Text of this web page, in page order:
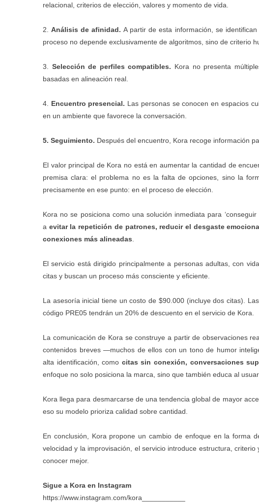
relacional, criterios de elección, valores y momento de vida.
2.Análisis de afinidad. A partir de esta información, se
proceso no depende exclusivamente de algoritmos, sino de criterio
3. Selección de perfiles compatibles. Kora no presenta
basadas en alineación real.
4. Encuentro presencial. Las personas se conocen en espacios
en un ambiente que favorece la conversación.
5. Seguimiento. Después del encuentro, Kora recoge información
El valor principal de Kora no está en aumentar la cantidad de
premisa clara: el problema no es la falta de opciones, sino la
precisamente en ese punto: en el proceso de elección.
Kora no se posiciona como una solución inmediata para
a evitar la repetición de patrones, reducir el desgaste
conexiones más alineadas.
El servicio está dirigido principalmente a personas adultas, con
citas y buscan un proceso más consciente y eficiente.
La asesoría inicial tiene un costo de $90.000 (incluye dos citas).
código PRE05 tendrán un 20% de descuento en el servicio de Kora.
La comunicación de Kora se construye a partir de observaciones
contenidos breves —muchos de ellos con un tono de humor
alta identificación, como citas sin conexión, conversaciones
enfoque no solo posiciona la marca, sino que también educa al
Kora llega para desmarcarse de una tendencia global de mayor
eso su modelo prioriza calidad sobre cantidad.
En conclusión, Kora propone un cambio de enfoque en la forma
velocidad y la improvisación, el servicio introduce estructura,
conocer mejor.
Sigue a Kora en Instagram
https://www.instagram.com/kora___________